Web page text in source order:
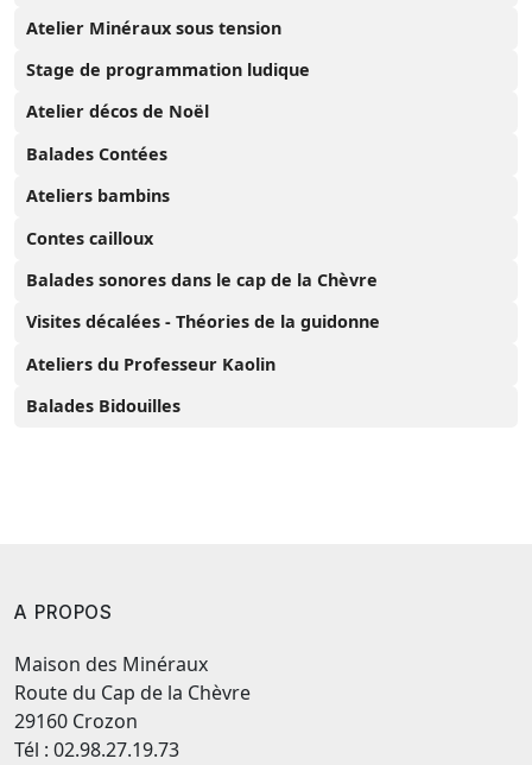
Atelier Minéraux sous tension
Stage de programmation ludique
Atelier décos de Noël
Balades Contées
Ateliers bambins
Contes cailloux
Balades sonores dans le cap de la Chèvre
Visites décalées - Théories de la guidonne
Ateliers du Professeur Kaolin
Balades Bidouilles
A PROPOS
Maison des Minéraux
Route du Cap de la Chèvre
29160 Crozon
Tél : 02.98.27.19.73